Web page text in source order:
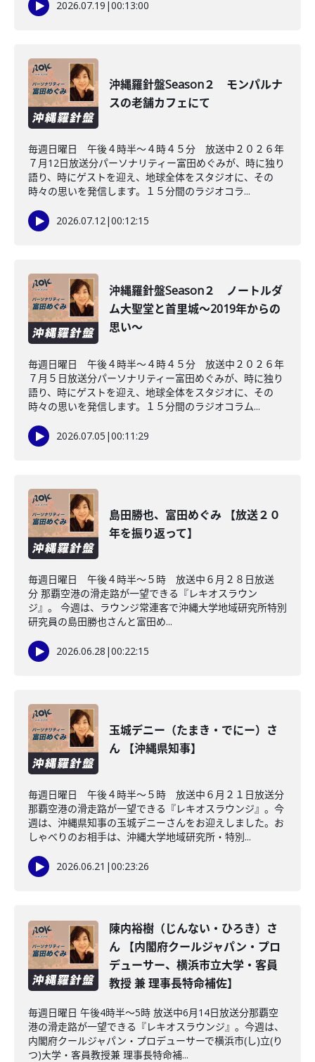
2026.07.19 |00:13:00
沖縄羅針盤Season２ モンパルナ
スの老舗カフェにて
毎週日曜日 午後４時半～４時４５分 放送中２０２６年
７月12日放送分パーソナリティー富田めぐみが、時に独り
語り、時にゲストを迎え、地球全体をスタジオに、その
時々の思いを発信します。１５分間のラジオコラ...
2026.07.12|00:12:15
沖縄羅針盤Season２ ノートルダ
ム大聖堂と首里城～2019年からの
思い～
毎週日曜日 午後４時半～４時４５分 放送中２０２６年
７月５日放送分パーソナリティー富田めぐみが、時に独り
語り、時にゲストを迎え、地球全体をスタジオに、その
時々の思いを発信します。１５分間のラジオコラム...
2026.07.05 |00:11:29
島田勝也、富田めぐみ 【放送２０
年を振り返って】
毎週日曜日 午後４時半～５時 放送中６月２８日放送
分 那覇空港の滑走路が一望できる『レキオスラウン
ジ』。 今週は、ラウンジ常連客で沖縄大学地域研究所特別
研究員の島田勝也さんと富田め...
2026.06.28 |00:22:15
玉城デニー（たまき・でにー）さ
ん 【沖縄県知事】
毎週日曜日 午後４時半～５時 放送中６月２１日放送分
那覇空港の滑走路が一望できる『レキオスラウンジ』。今
週は、沖縄県知事の玉城デニーさんをお迎えしました。お
しゃべりのお相手は、沖縄大学地域研究所・特別...
2026.06.21 |00:23:26
陳内裕樹（じんない・ひろき）さ
ん 【内閣府クールジャパン・プロ
デューサー、横浜市立大学・客員
教授 兼 理事長特命補佐】
毎週日曜日 午後4時半～5時 放送中6月14日放送分那覇空
港の滑走路が一望できる『レキオスラウンジ』。今週は、
内閣府クールジャパン・プロデューサーで横浜市(し)立(り
つ)大学・客員教授兼 理事長特命補...